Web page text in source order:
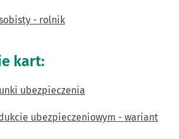
- rolnik
kart:
ubezpieczenia
ubezpieczeniowym - wariant